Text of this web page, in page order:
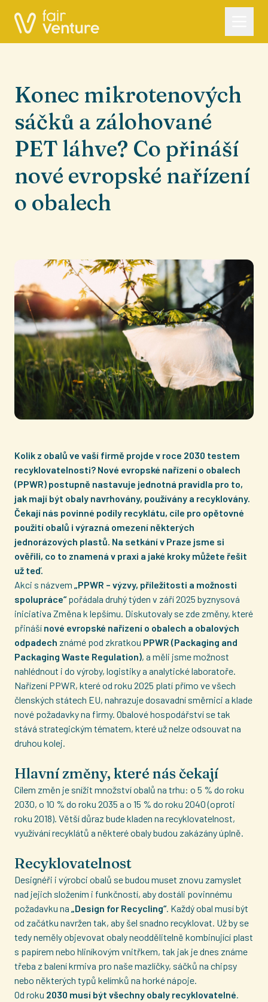
Konec mikrotenových
sáčků a zálohované
PET láhve? Co přináší
nové evropské nařízení
o obalech
Kolik z obalů ve vaší firmě projde v roce 2030 testem
recyklovatelnosti? Nové evropské nařízení o obalech
(PPWR) postupně nastavuje jednotná pravidla pro to,
jak mají být obaly navrhovány, používány a recyklovány.
Čekají nás povinné podíly recyklátu, cíle pro opětovné
použití obalů i výrazná omezení některých
jednorázových plastů. Na setkání v Praze jsme si
ověřili, co to znamená v praxi a jaké kroky můžete řešit
už teď.
Akci s názvem „PPWR – výzvy, příležitosti a možnosti
spolupráce“pořádala druhý týden v září 2025 byznysová
iniciativa Změna k lepšímu. Diskutovaly se zde změny, které
přináší nové evropské nařízení o obalech a obalových
odpadech známé pod zkratkou PPWR (Packaging and
Packaging Waste Regulation), a měli jsme možnost
nahlédnout i do výroby, logistiky a analytické laboratoře.
Nařízení PPWR, které od roku 2025 platí přímo ve všech
členských státech EU, nahrazuje dosavadní směrnici a klade
nové požadavky na firmy. Obalové hospodářství se tak
stává strategickým tématem, které už nelze odsouvat na
druhou kolej.
Hlavní změny, které nás čekají
Cílem změn je snížit množství obalů na trhu: o 5 % do roku
2030, o 10 % do roku 2035 a o 15 % do roku 2040 (oproti
roku 2018). Větší důraz bude kladen na recyklovatelnost,
využívání recyklátů a některé obaly budou zakázány úplně.
Recyklovatelnost
Designéři i výrobci obalů se budou muset znovu zamyslet
nad jejich složením i funkčností, aby dostáli povinnému
požadavku na „Design for Recycling“. Každý obal musí být
od začátku navržen tak, aby šel snadno recyklovat. Už by se
tedy neměly objevovat obaly neoddělitelně kombinující plast
s papírem nebo hliníkovým vnitřkem, tak jak je dnes známe
třeba z balení krmiva pro naše mazlíčky, sáčků na chipsy
nebo některých typů kelímků na horké nápoje.
Od roku 2030 musí být všechny obaly recyklovatelné